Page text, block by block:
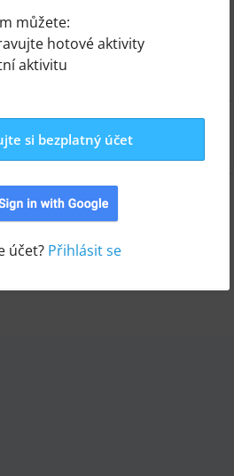
#1
Upravit obsah
můžete:
hotové aktivity
aktivitu
si bezplatný účet
účet? Přihlásit se